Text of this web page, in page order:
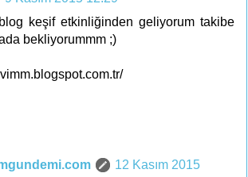
keşif etkinliğinden geliyorum takibe
bekliyorummm ;)
12 Kasım 2015